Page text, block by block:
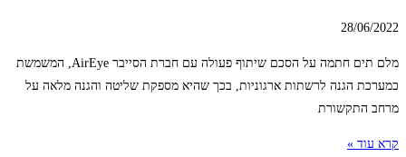
28/06/2022
מלם תים חתמה על הסכם שיתוף פעולה עם חברת הסייבר AirEye, המשמשת
כמערכת הגנה לרשתות ארגוניות, בכך שהיא מספקת שליטה והגנה מלאה על
מרחב התקשורת
קרא עוד »